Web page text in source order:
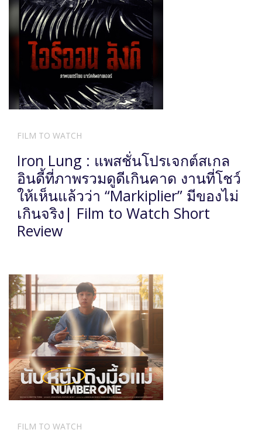
FILM TO WATCH
Iron Lung : แพสชั่นโปรเจกต์สเกล
อินดี้ที่ภาพรวมดูดีเกินคาด งานที่โชว์
ให้เห็นแล้วว่า “Markiplier” มีของไม่
เกินจริง| Film to Watch Short
Review
FILM TO WATCH